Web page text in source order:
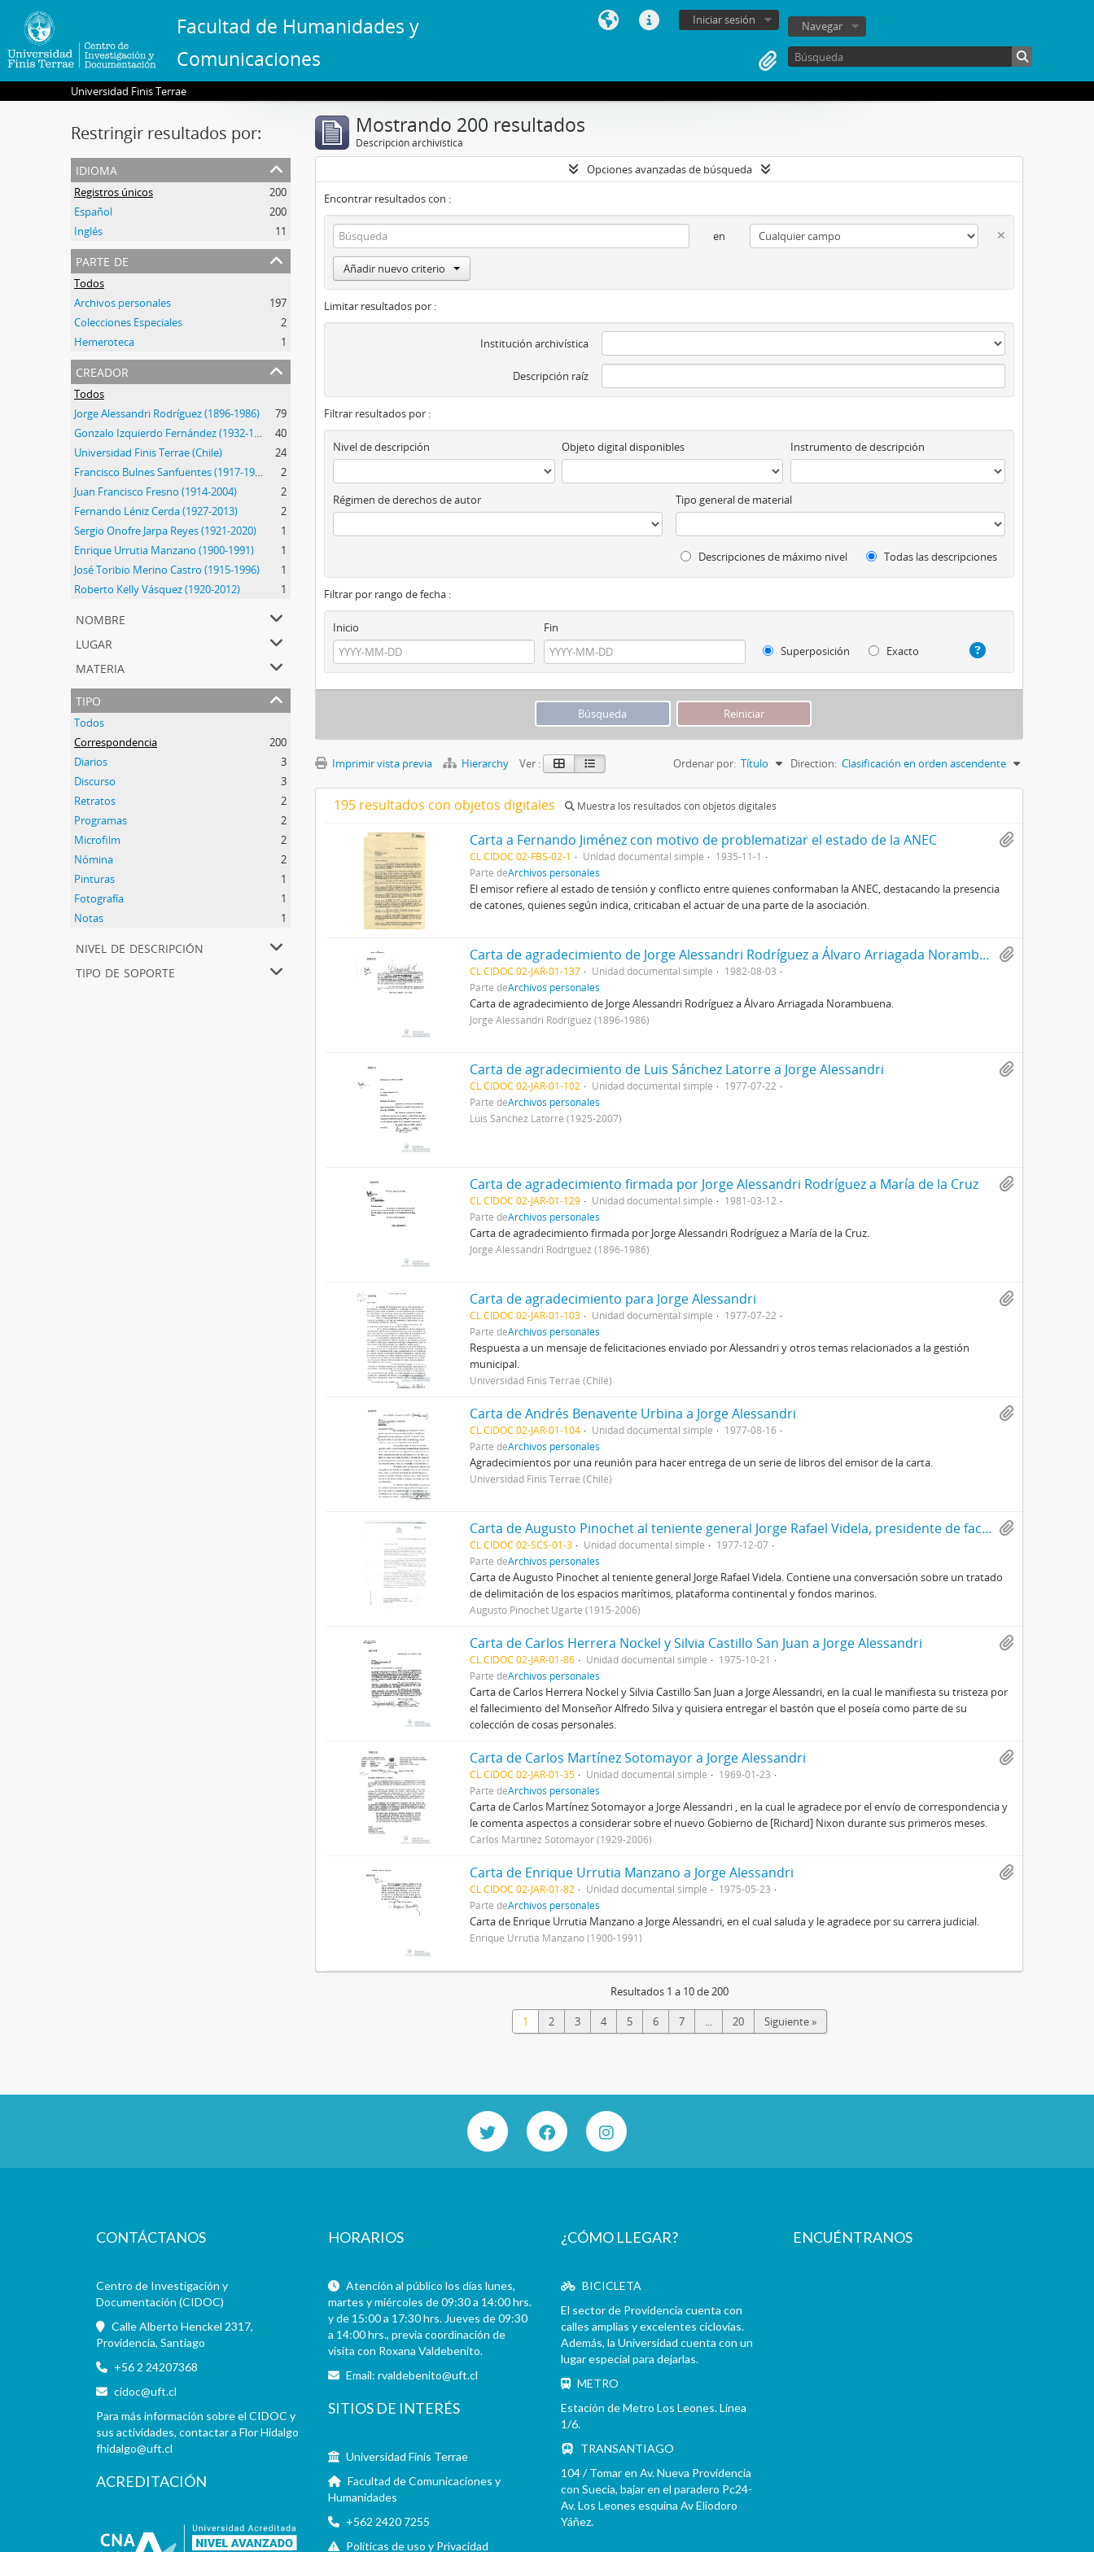
Facultad de Humanidades y
Comunicaciones
Iniciar sesión Navegar
Universidad Finis Terrae
Restringir resultados por:
idioma
Registros únicos
200
Español
200
Inglés
11
parte de
Todos
Archivos personales
197
Colecciones Especiales
2
Hemeroteca
1
creador
Todos
Jorge Alessandri Rodríguez (1896-1986)
79
Gonzalo Izquierdo Fernández (1932-1990)
40
Universidad Finis Terrae (Chile)
24
Francisco Bulnes Sanfuentes (1917-1999)
2
Juan Francisco Fresno (1914-2004)
2
Fernando Léniz Cerda (1927-2013)
2
Sergio Onofre Jarpa Reyes (1921-2020)
1
Enrique Urrutia Manzano (1900-1991)
1
José Toribio Merino Castro (1915-1996)
1
Roberto Kelly Vásquez (1920-2012)
1
nombre
lugar
materia
tipo
Todos
Correspondencia
200
Diarios
3
Discurso
3
Retratos
2
Programas
2
Microfilm
2
Nómina
2
Pinturas
1
Fotografía
1
Notas
1
nivel de descripción
tipo de soporte
Mostrando 200 resultados
Descripción archivística
Opciones avanzadas de búsqueda
Encontrar resultados con :
en
Añadir nuevo criterio
Limitar resultados por :
Institución archivística
Descripción raíz
Filtrar resultados por :
Nivel de descripción Objeto digital disponibles Instrumento de descripción
Régimen de derechos de autor Tipo general de material
Descripciones de máximo nivel Todas las descripciones
Filtrar por rango de fecha :
Inicio
Fin
Superposición
Exacto
Imprimir vista previa Hierarchy Ver : Ordenar por: Título Direction: Clasificación en orden ascendente
195 resultados con objetos digitales Muestra los resultados con objetos digitales
Carta a Fernando Jiménez con motivo de problematizar el estado de la ANEC
CL CIDOC 02-FBS-02-1 Unidad documental simple
1935-11-1
Parte deArchivos personales
El emisor refiere al estado de tensión y conflicto entre quienes conformaban la ANEC, destacando la presencia
de catones, quienes según indica, criticaban el actuar de una parte de la asociación.
Carta de agradecimiento de Jorge Alessandri Rodríguez a Álvaro Arriagada Norambuena
CL CIDOC 02-JAR-01-137 Unidad documental simple
1982-08-03
Parte deArchivos personales
Carta de agradecimiento de Jorge Alessandri Rodríguez a Álvaro Arriagada Norambuena.
Jorge Alessandri Rodríguez (1896-1986)
Carta de agradecimiento de Luis Sánchez Latorre a Jorge Alessandri
CL CIDOC 02-JAR-01-102 Unidad documental simple
1977-07-22
Parte deArchivos personales
Luis Sánchez Latorre (1925-2007)
Carta de agradecimiento firmada por Jorge Alessandri Rodríguez a María de la Cruz
CL CIDOC 02-JAR-01-129 Unidad documental simple
1981-03-12
Parte deArchivos personales
Carta de agradecimiento firmada por Jorge Alessandri Rodríguez a María de la Cruz.
Jorge Alessandri Rodríguez (1896-1986)
Carta de agradecimiento para Jorge Alessandri
CL CIDOC 02-JAR-01-103 Unidad documental simple
1977-07-22
Parte deArchivos personales
Respuesta a un mensaje de felicitaciones enviado por Alessandri y otros temas relacionados a la gestión
municipal.
Universidad Finis Terrae (Chile)
Carta de Andrés Benavente Urbina a Jorge Alessandri
CL CIDOC 02-JAR-01-104 Unidad documental simple
1977-08-16
Parte deArchivos personales
Agradecimientos por una reunión para hacer entrega de un serie de libros del emisor de la carta.
Universidad Finis Terrae (Chile)
Carta de Augusto Pinochet al teniente general Jorge Rafael Videla, presidente de facto de la República Argentina
CL CIDOC 02-SCS-01-3 Unidad documental simple
1977-12-07
Parte deArchivos personales
Carta de Augusto Pinochet al teniente general Jorge Rafael Videla. Contiene una conversación sobre un tratado
de delimitación de los espacios marítimos, plataforma continental y fondos marinos.
Augusto Pinochet Ugarte (1915-2006)
Carta de Carlos Herrera Nockel y Silvia Castillo San Juan a Jorge Alessandri
CL CIDOC 02-JAR-01-86 Unidad documental simple
1975-10-21
Parte deArchivos personales
Carta de Carlos Herrera Nockel y Silvia Castillo San Juan a Jorge Alessandri, en la cual le manifiesta su tristeza por
el fallecimiento del Monseñor Alfredo Silva y quisiera entregar el bastón que el poseía como parte de su
colección de cosas personales.
Carta de Carlos Martínez Sotomayor a Jorge Alessandri
CL CIDOC 02-JAR-01-35 Unidad documental simple
1969-01-23
Parte deArchivos personales
Carta de Carlos Martínez Sotomayor a Jorge Alessandri , en la cual le agradece por el envío de correspondencia y
le comenta aspectos a considerar sobre el nuevo Gobierno de [Richard] Nixon durante sus primeros meses.
Carlos Martínez Sotomayor (1929-2006)
Carta de Enrique Urrutia Manzano a Jorge Alessandri
CL CIDOC 02-JAR-01-82 Unidad documental simple
1975-05-23
Parte deArchivos personales
Carta de Enrique Urrutia Manzano a Jorge Alessandri, en el cual saluda y le agradece por su carrera judicial.
Enrique Urrutia Manzano (1900-1991)
Resultados 1 a 10 de 200
1 2 3 4 5 6 7 ... 20 Siguiente »
CONTÁCTANOS
Centro de Investigación y
Documentación (CIDOC)
Calle Alberto Henckel 2317,
Providencia, Santiago
+56 2 24207368
cidoc@uft.cl
Para más información sobre el CIDOC y
sus actividades, contactar a Flor Hidalgo
fhidalgo@uft.cl
ACREDITACIÓN
HORARIOS
Atención al público los días lunes,
martes y miércoles de 09:30 a 14:00 hrs.
y de 15:00 a 17:30 hrs. Jueves de 09:30
a 14:00 hrs., previa coordinación de
visita con Roxana Valdebenito.
Email:rvaldebenito@uft.cl
SITIOS DE INTERÉS
Universidad Finis Terrae
Facultad de Comunicaciones y
Humanidades
+562 2420 7255
Políticas de uso y Privacidad
¿CÓMO LLEGAR?
BICICLETA
El sector de Providencia cuenta con
calles amplias y excelentes ciclovías.
Además, la Universidad cuenta con un
lugar especial para dejarlas.
METRO
Estación de Metro Los Leones. Línea
1/6.
TRANSANTIAGO
104 / Tomar en Av. Nueva Providencia
con Suecia, bajar en el paradero Pc24-
Av. Los Leones esquina Av Eliodoro
Yáñez.
ENCUÉNTRANOS